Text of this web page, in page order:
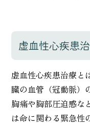
虚血性心疾患
虚血性心疾患治療と
臓の血管（冠動脈）
胸痛や胸部圧迫感な
は命に関わる緊急性